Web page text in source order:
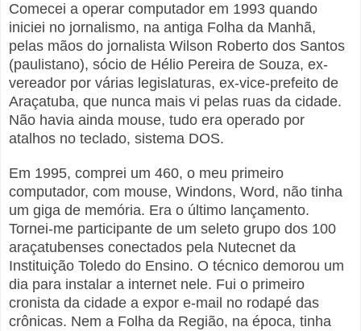
Comecei a operar computador em 1993 quando
iniciei no jornalismo, na antiga Folha da Manhã,
pelas mãos do jornalista Wilson Roberto dos Santos
(paulistano), sócio de Hélio Pereira de Souza, ex-
vereador por várias legislaturas, ex-vice-prefeito de
Araçatuba, que nunca mais vi pelas ruas da cidade.
Não havia ainda mouse, tudo era operado por
atalhos no teclado, sistema DOS.
Em 1995, comprei um 460, o meu primeiro
computador, com mouse, Windons, Word, não tinha
um giga de memória. Era o último lançamento.
Tornei-me participante de um seleto grupo dos 100
araçatubenses conectados pela Nutecnet da
Instituição Toledo do Ensino. O técnico demorou um
dia para instalar a internet nele. Fui o primeiro
cronista da cidade a expor e-mail no rodapé das
crônicas. Nem a Folha da Região, na época, tinha